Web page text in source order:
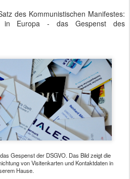
des Kommunistischen Manifestes:
in Europa - das Gespenst des
Gespenst der DSGVO. Das Bild zeigt die
von Visitenkarten und Kontaktdaten in
Hause.